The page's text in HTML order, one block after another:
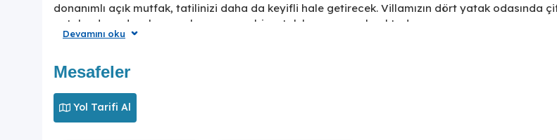
donanımlı açık mutfak, tatilinizi daha da keyifli hale getirecek. Villamızın dört yatak odasında
yatak odasında ebeveyn banyosu ve bir ortak banyo yer almaktadır.
Villamız, konforlu bir tatil için siz değerli misafirlerini ağırlamayı beklemektedir.
Devamını oku
Mesafeler
Yol Tarifi Al